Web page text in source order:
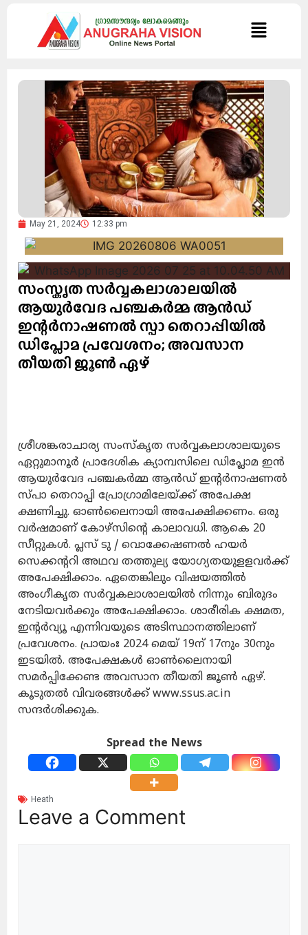
May 21, 2024 12:33 pm
സംസ്കൃത സര്‍വ്വകലാശാലയില്‍
ആയുർവേദ പഞ്ചകർമ്മ ആൻഡ്
ഇന്റർനാഷണൽ സ്പാ തെറാപ്പിയിൽ
ഡിപ്ലോമ പ്രവേശനം; അവസാന
തീയതി ജൂൺ ഏഴ്
ശ്രീശങ്കരാചാര്യ സംസ്കൃത സര്‍വ്വകലാശാലയുടെ
ഏറ്റുമാനൂർ പ്രാദേശിക ക്യാമ്പസിലെ ഡിപ്ലോമ ഇൻ
ആയുർവേദ പഞ്ചകർമ്മ ആൻഡ് ഇന്റർനാഷണൽ
സ്പാ തെറാപ്പി പ്രോഗ്രാമിലേയ്ക്ക് അപേക്ഷ
ക്ഷണിച്ചു. ഓൺലൈനായി അപേക്ഷിക്കണം. ഒരു
വർഷമാണ് കോഴ്സിന്റെ കാലാവധി. ആകെ 20
സീറ്റുകൾ. പ്ലസ് ടു / വൊക്കേഷണൽ ഹയർ
സെക്കന്ററി അഥവ തത്തുല്യ യോഗ്യതയുളളവർക്ക്
അപേക്ഷിക്കാം. ഏതെങ്കിലും വിഷയത്തിൽ
അംഗീകൃത സർവ്വകലാശാലയിൽ നിന്നും ബിരുദം
നേടിയവർക്കും അപേക്ഷിക്കാം. ശാരീരിക ക്ഷമത,
ഇന്റർവ്യൂ എന്നിവയുടെ അടിസ്ഥാനത്തിലാണ്
പ്രവേശനം. പ്രായംഃ 2024 മെയ് 19ന് 17നും 30നും
ഇടയിൽ. അപേക്ഷകൾ ഓൺലൈനായി
സമർപ്പിക്കേണ്ട അവസാന തീയതി ജൂൺ ഏഴ്.
കൂടുതൽ വിവരങ്ങൾക്ക് www.ssus.ac.in
സന്ദർശിക്കുക.
Spread the News
Heath
Leave a Comment